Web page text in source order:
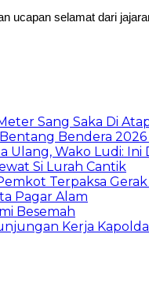
ucapan selamat dari
Sang Saka Di
Bendera
Wako Ludi: Ini
Si Lurah Cantik
Terpaksa
Pagar Alam
Besemah
Kerja Kapolda